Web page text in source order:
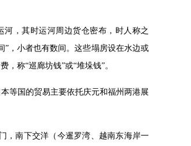
，其时运河周边货仓密布，时人称之
”，小者也有数间。这些塌房设在水边或
称“巡廊坊钱”或“堆垛钱”。
等国的贸易主要依托庆元和福州两港展
，南下交洋（今暹罗湾、越南东海岸一